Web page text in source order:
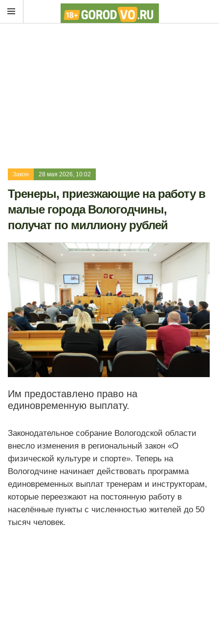
Закон 28 мая 2026, 10:02
Тренеры, приезжающие на работу в
малые города Вологодчины,
получат по миллиону рублей
Им предоставлено право на
единовременную выплату.
Законодательное собрание Вологодской области
внесло изменения в региональный закон «О
физической культуре и спорте». Теперь на
Вологодчине начинает действовать программа
единовременных выплат тренерам и инструкторам,
которые переезжают на постоянную работу в
населённые пункты с численностью жителей до 50
тысяч человек.